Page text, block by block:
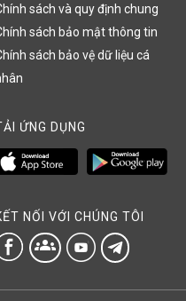
sách và quy định chung
sách bảo mật thông tin
sách bảo vệ dữ liệu cá
ỨNG DỤNG
NỐI VỚI CHÚNG TÔI
groups